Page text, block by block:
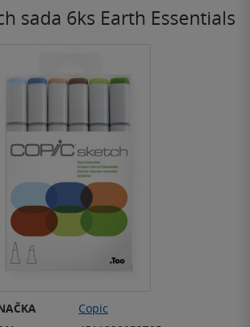
sada 6ks Earth Essentials
Copic